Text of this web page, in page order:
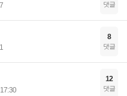
댓글
8
댓글
17:30
12
댓글